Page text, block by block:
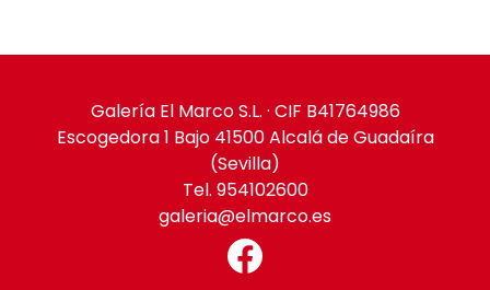
Galería El Marco S.L. · CIF B41764986
Escogedora 1 Bajo 41500 Alcalá de Guadaíra
(Sevilla)
Tel. 954102600
galeria@elmarco.es